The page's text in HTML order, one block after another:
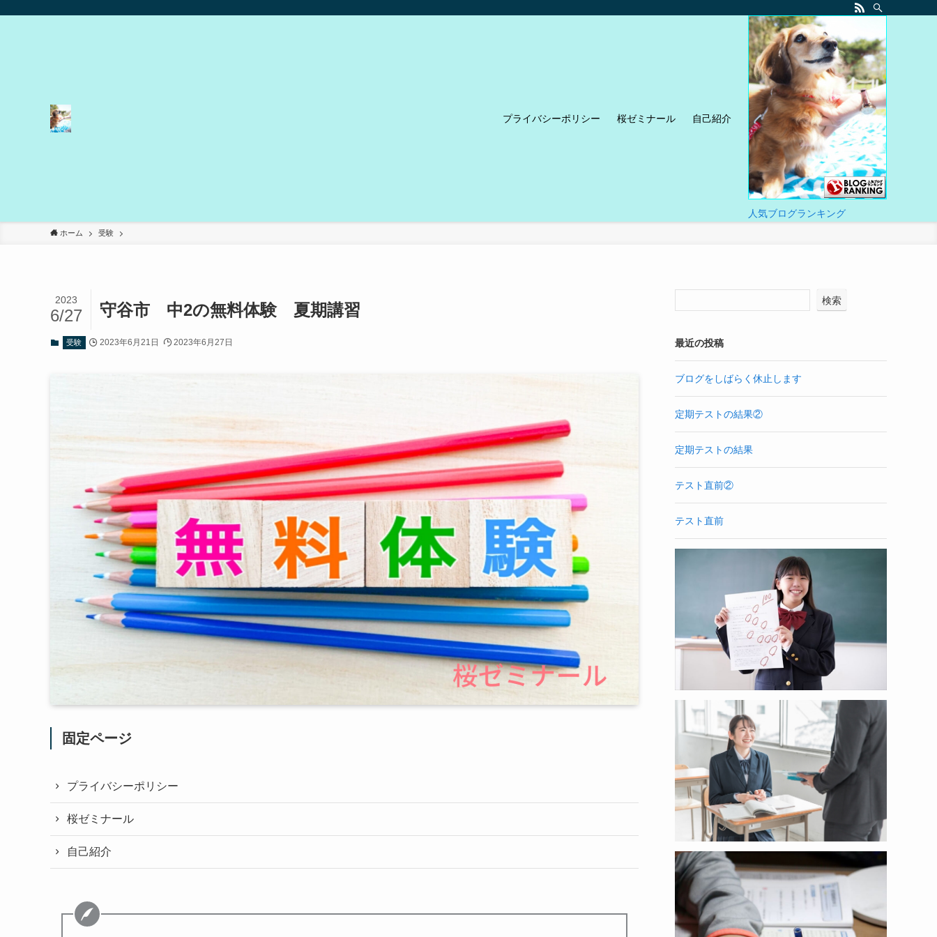
プライバシーポリシー 桜ゼミナール 自己紹介
人気ブログランキング
ホーム 受験
守谷市 中2の無料体験 夏期講習
2023
6/27
受験 2023年6月21日 2023年6月27日
固定ページ
プライバシーポリシー
桜ゼミナール
自己紹介
検索
最近の投稿
ブログをしばらく休止します
定期テストの結果②
定期テストの結果
テスト直前②
テスト直前